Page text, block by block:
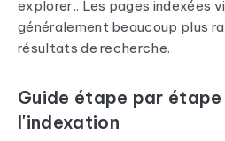
explorer.. Les pages indexées
généralement beaucoup plus
résultats de recherche.
Guide étape par
l'indexation